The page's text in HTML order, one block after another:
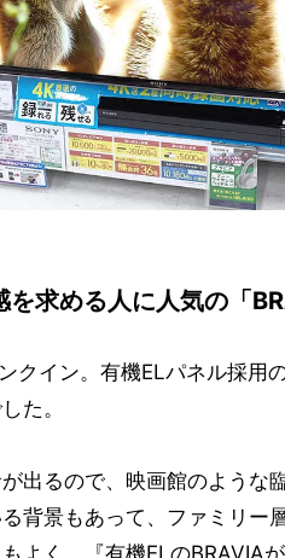
求める人に人気の「
クイン。有機ELパネル採用
た。
が出るので、映画館のよう
背景もあって、ファミリー
よく、『有機ELのBRAVIA